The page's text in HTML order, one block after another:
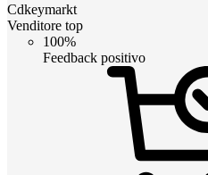
Cdkeymarkt
Venditore top
100%
Feedback positivo